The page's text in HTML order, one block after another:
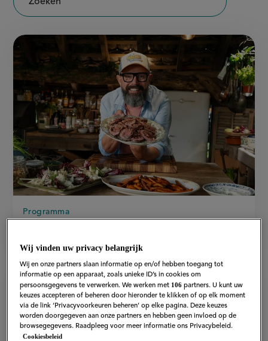
Zoeken
Programma
Wij vinden uw privacy belangrijk
Wij en onze partners slaan informatie op en/of hebben toegang tot
informatie op een apparaat, zoals unieke ID’s in cookies om
persoonsgegevens te verwerken. We werken met 106 partners. U kunt uw
keuzes accepteren of beheren door hieronder te klikken of op elk moment
via de link ‘Privacyvoorkeuren beheren’ op elke pagina. Deze keuzes
worden doorgegeven aan onze partners en hebben geen invloed op de
browsegegevens. Raadpleeg voor meer informatie ons Privacybeleid.
Cookiesbeleid